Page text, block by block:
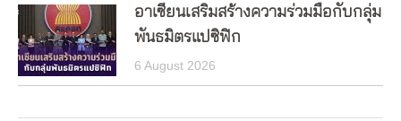
อาเซียนเสริมสร้างความร่วมมือกับกลุ่ม
พันธมิตรแปซิฟิก
6 August 2026